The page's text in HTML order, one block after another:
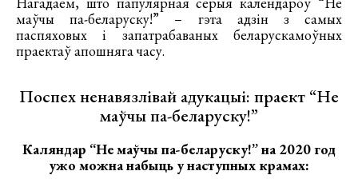
маўчы па-беларуску!” – гэта адзін з самых
паспяховых і запатрабаваных беларускамоўных
праектаў апошняга часу.
Поспех ненавязлівай адукацыі: праект “Не
маўчы па-беларуску!”
Каляндар “Не маўчы па-беларуску!” на 2020 год
ужо можна набыць у наступных крамах: